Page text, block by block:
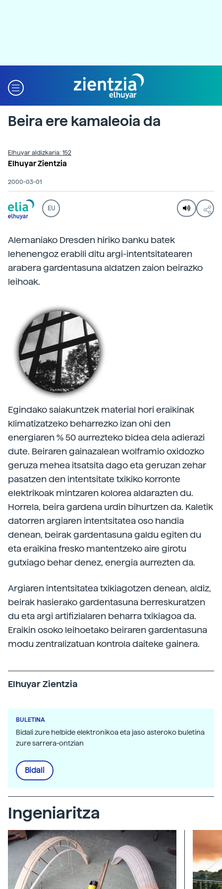
Beira ere kamaleoia da
Elhuyar aldizkaria: 152
Elhuyar Zientzia
2000-03-01
EU
Alemaniako Dresden hiriko banku batek
lehenengoz erabili ditu argi-intentsitatearen
arabera gardentasuna aldatzen zaion beirazko
leihoak.
Egindako saiakuntzek material hori eraikinak
klimatizatzeko beharrezko izan ohi den
energiaren % 50 aurrezteko bidea dela adierazi
dute. Beiraren gainazalean wolframio oxidozko
geruza mehea itsatsita dago eta geruzan zehar
pasatzen den intentsitate txikiko korronte
elektrikoak mintzaren kolorea aldarazten du.
Horrela, beira gardena urdin bihurtzen da. Kaletik
datorren argiaren intentsitatea oso handia
denean, beirak gardentasuna galdu egiten du
eta eraikina fresko mantentzeko aire girotu
gutxiago behar denez, energia aurrezten da.
Argiaren intentsitatea txikiagotzen denean, aldiz,
beirak hasierako gardentasuna berreskuratzen
du eta argi artifizialaren beharra txikiagoa da.
Eraikin osoko leihoetako beiraren gardentasuna
modu zentralizatuan kontrola daiteke gainera.
Elhuyar Zientzia
BULETINA
Bidali zure helbide elektronikoa eta jaso asteroko buletina
zure sarrera-ontzian
Bidali
Ingeniaritza